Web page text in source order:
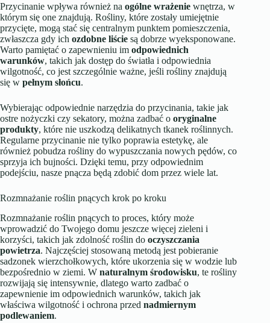
Przycinanie wpływa również na ogólne wrażenie wnętrza, w
którym się one znajdują. Rośliny, które zostały umiejętnie
przycięte, mogą stać się centralnym punktem pomieszczenia,
zwłaszcza gdy ich ozdobne liście są dobrze wyeksponowane.
Warto pamiętać o zapewnieniu im odpowiednich
warunków, takich jak dostęp do światła i odpowiednia
wilgotność, co jest szczególnie ważne, jeśli rośliny znajdują
się w pełnym słońcu.
Wybierając odpowiednie narzędzia do przycinania, takie jak
ostre nożyczki czy sekatory, można zadbać o oryginalne
produkty, które nie uszkodzą delikatnych tkanek roślinnych.
Regularne przycinanie nie tylko poprawia estetykę, ale
również pobudza rośliny do wypuszczania nowych pędów, co
sprzyja ich bujności. Dzięki temu, przy odpowiednim
podejściu, nasze pnącza będą zdobić dom przez wiele lat.
Rozmnażanie roślin pnących krok po kroku
Rozmnażanie roślin pnących to proces, który może
wprowadzić do Twojego domu jeszcze więcej zieleni i
korzyści, takich jak zdolność roślin do oczyszczania
powietrza. Najczęściej stosowaną metodą jest pobieranie
sadzonek wierzchołkowych, które ukorzenia się w wodzie lub
bezpośrednio w ziemi. W naturalnym środowisku, te rośliny
rozwijają się intensywnie, dlatego warto zadbać o
zapewnienie im odpowiednich warunków, takich jak
właściwa wilgotność i ochrona przed nadmiernym
podlewaniem.